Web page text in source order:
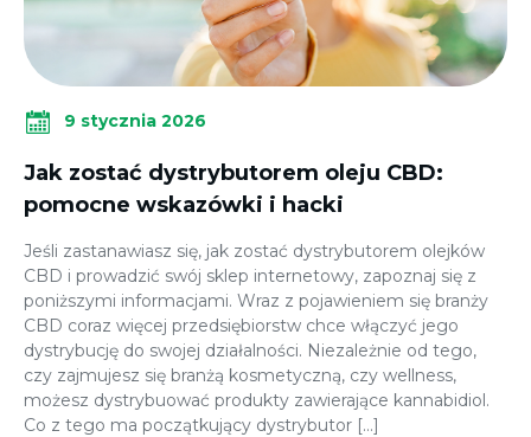
9 stycznia 2026
Jak zostać dystrybutorem oleju CBD:
pomocne wskazówki i hacki
Jeśli zastanawiasz się, jak zostać dystrybutorem olejków
CBD i prowadzić swój sklep internetowy, zapoznaj się z
poniższymi informacjami. Wraz z pojawieniem się branży
CBD coraz więcej przedsiębiorstw chce włączyć jego
dystrybucję do swojej działalności. Niezależnie od tego,
czy zajmujesz się branżą kosmetyczną, czy wellness,
możesz dystrybuować produkty zawierające kannabidiol.
Co z tego ma początkujący dystrybutor […]